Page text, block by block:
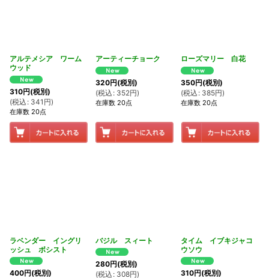
アルテメシア ワーム
ウッド
310円(税別)
(税込 : 341 円)
在庫数 20点
アーティーチョーク
320円(税別)
(税込 : 352円)
在庫数 20点
ローズマリー 白花
350円(税別)
(税込 : 385円)
在庫数 20点
ラベンダー イングリ
ッシュ ボシスト
400円(税別)
バジル スィート
280円(税別)
(税込 : 308円)
タイム イブキジャコ
ウソウ
310円(税別)